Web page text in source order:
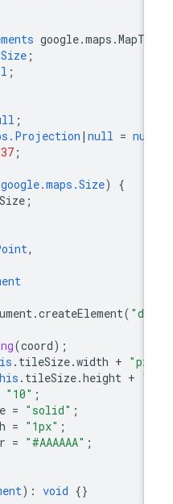
google.maps.
null
null
|null =
: google.maps.Size
.createElement(
(coord
this.tileSize.width +
= this.tileSize.height
= "10"
= "solid"
= "1px"
= "#AAAAAA"
): void